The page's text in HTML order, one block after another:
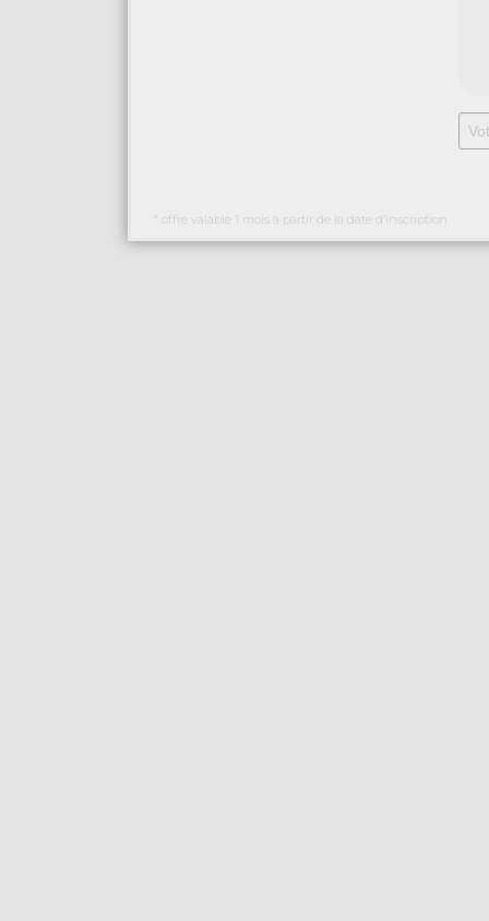
* offre valable 1 mois à partir de la date d’inscription